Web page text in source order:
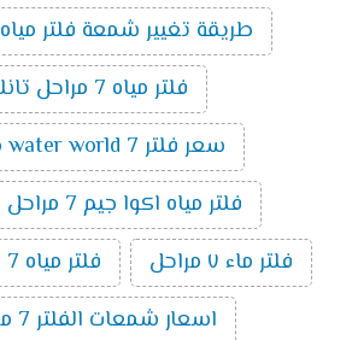
طريقة تغيير شمعة فلتر مياه 7 مراحل
فلتر مياه 7 مراحل تانك
سعر فلتر water world 7 مراحل
فلتر مياه اكوا جيم 7 مراحل امريكي
فلتر ماء ٧ مراحل
فلتر مياه 7 مراحل الماني
اسعار شمعات الفلتر 7 مراحل